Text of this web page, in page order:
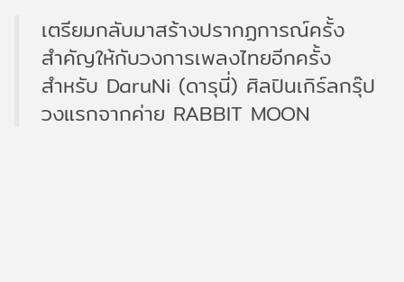
เตรียมกลับมาสร้างปรากฏการณ์ครั้ง
สำคัญให้กับวงการเพลงไทยอีกครั้ง
สำหรับ DaruNi (ดารุนี่) ศิลปินเกิร์ลกรุ๊ป
วงแรกจากค่าย RABBIT MOON